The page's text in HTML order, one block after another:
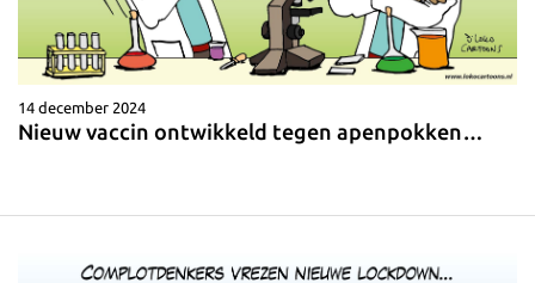
14 december 2024
Nieuw vaccin ontwikkeld tegen apenpokken…